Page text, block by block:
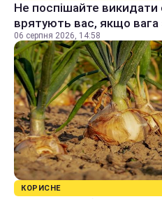
Не поспішайте викидати
врятують вас, якщо вага
06 серпня 2026, 14:58
КОРИСНЕ